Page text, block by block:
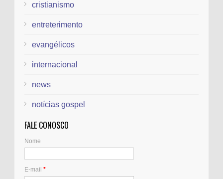
cristianismo
entreterimento
evangélicos
internacional
news
notícias gospel
FALE CONOSCO
Nome
E-mail *